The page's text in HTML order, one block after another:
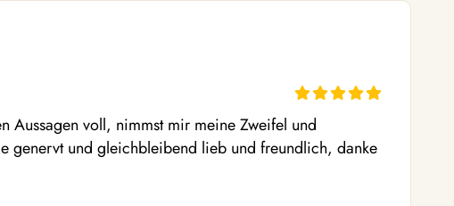
Aussagen voll, nimmst mir meine Zweifel und
genervt und gleichbleibend lieb und freundlich, danke